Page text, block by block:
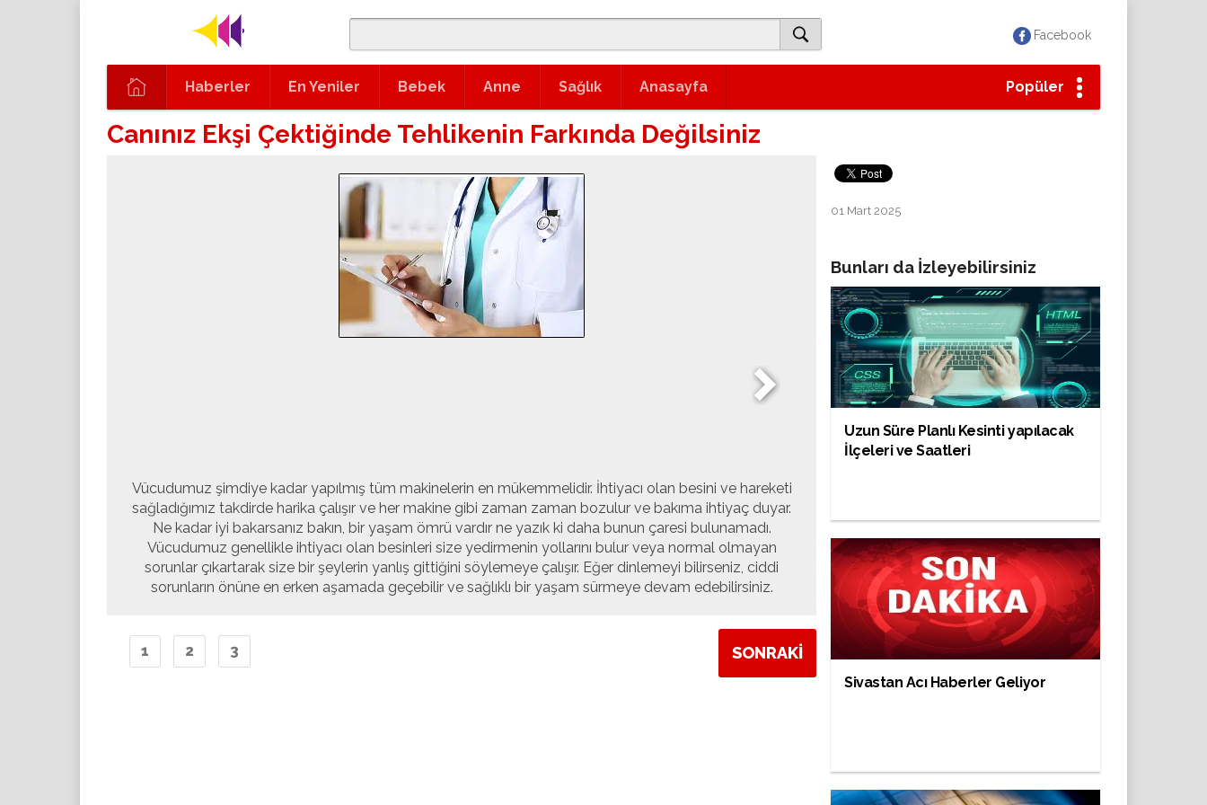
Facebook
Haberler En Yeniler Bebek Anne Sağlık Anasayfa Popüler
Canınız Ekşi Çektiğinde Tehlikenin Farkında Değilsiniz
Vücudumuz şimdiye kadar yapılmış tüm makinelerin en mükemmelidir. İhtiyacı olan besini ve hareketi
sağladığımız takdirde harika çalışır ve her makine gibi zaman zaman bozulur ve bakıma ihtiyaç duyar.
Ne kadar iyi bakarsanız bakın, bir yaşam ömrü vardır ne yazık ki daha bunun çaresi bulunamadı.
Vücudumuz genellikle ihtiyacı olan besinleri size yedirmenin yollarını bulur veya normal olmayan
sorunlar çıkartarak size bir şeylerin yanlış gittiğini söylemeye çalışır. Eğer dinlemeyi bilirseniz, ciddi
sorunların önüne en erken aşamada geçebilir ve sağlıklı bir yaşam sürmeye devam edebilirsiniz.
1 2 3 SONRAKİ
01 Mart 2025
Bunları da İzleyebilirsiniz
Uzun Süre Planlı Kesinti yapılacak
İlçeleri ve Saatleri
Sivastan Acı Haberler Geliyor